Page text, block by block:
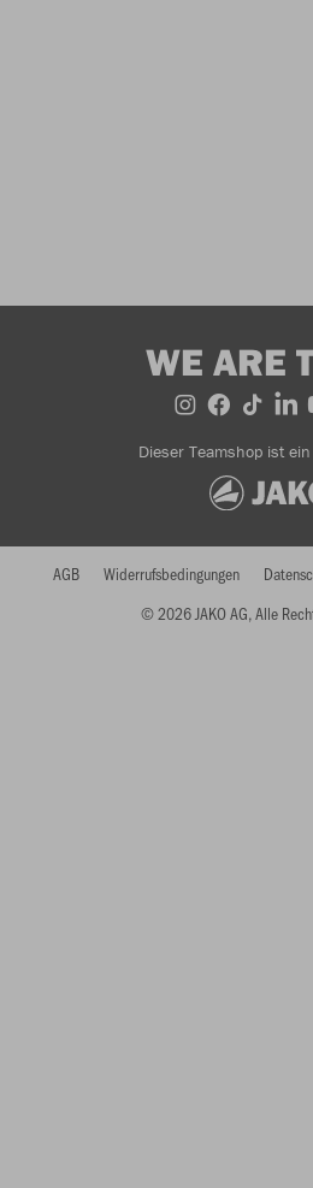
WE ARE
Dieser Teamshop ist
© 2026 JAKO AG, Alle
AGB Widerrufsbedingungen